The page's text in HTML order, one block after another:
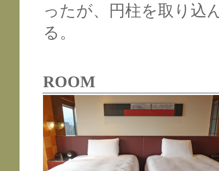
ったが、円柱を取り込
る。
ROOM